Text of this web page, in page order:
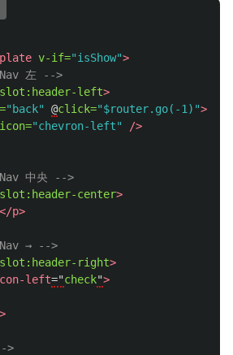
v-if="isShow">
左 -->
left>
"back" @click="$router.go(-1)">
icon="chevron-left"
/>
中央 -->
center>
</p>
→ -->
right>
left="check">
>